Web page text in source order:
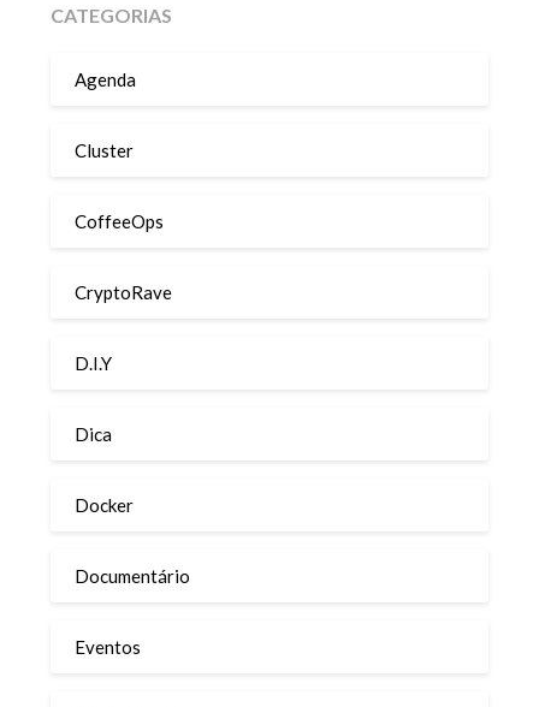
CATEGORIAS
Agenda
Cluster
CoffeeOps
CryptoRave
D.I.Y
Dica
Docker
Documentário
Eventos